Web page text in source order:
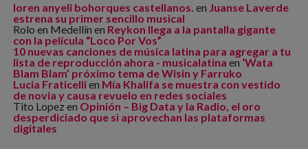
loren anyeli bohorques castellanos. en Juanse Laverde
estrena su primer sencillo musical
Rolo en Medellín en Reykon llega a la pantalla gigante
con la película “Loco Por Vos”
10 nuevas canciones de música latina para agregar a tu
lista de reproducción ahora - musicalatina en ‘Wata
Blam Blam’ próximo tema de Wisin y Farruko
Lucia Fraticellien Mía Khalifa se muestra con vestido
de novia y causa revuelo en redes sociales
Tito Lopez en Opinión – Big Data y la Radio, el oro
desperdiciado que si aprovechan las plataformas
digitales